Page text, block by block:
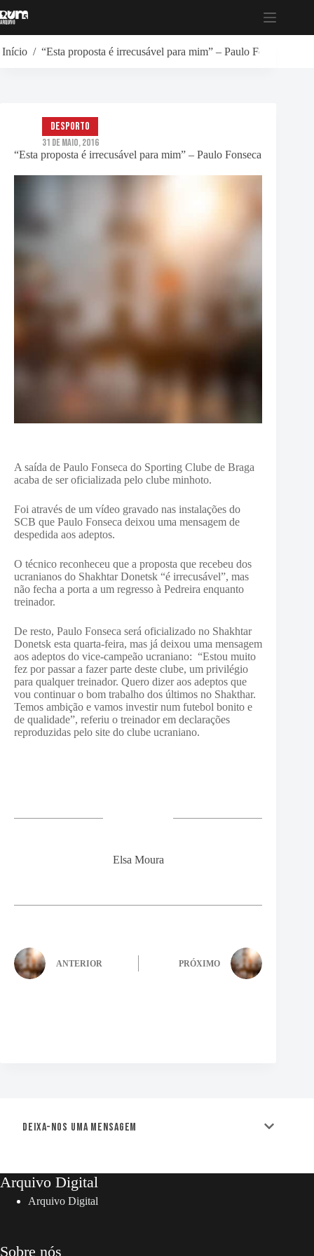
para
Início / “Esta proposta é irrecusável para mim” – Paulo Fonseca
“Esta proposta é irrecusável para mim” – Paulo Fonseca
Desporto
31 de Maio, 2016
A saída de Paulo Fonseca do Sporting Clube de Braga
acaba de ser oficializada pelo clube minhoto.
Foi através de um vídeo gravado nas instalações do
SCB que Paulo Fonseca deixou uma mensagem de
despedida aos adeptos.
O técnico reconheceu que a proposta que recebeu dos
ucranianos do Shakhtar Donetsk “é irrecusável”, mas
não fecha a porta a um regresso à Pedreira enquanto
treinador.
De resto, Paulo Fonseca será oficializado no Shakhtar
Donetsk esta quarta-feira, mas já deixou uma mensagem
aos adeptos do vice-campeão ucraniano: “Estou muito
fez por passar a fazer parte deste clube, um privilégio
para qualquer treinador. Quero dizer aos adeptos que
vou continuar o bom trabalho dos últimos no Shakthar.
Temos ambição e vamos investir num futebol bonito e
de qualidade”, referiu o treinador em declarações
reproduzidas pelo site do clube ucraniano.
Elsa Moura
ANTERIOR PRÓXIMO
Deixa-nos uma mensagem
Arquivo Digital
Arquivo Digital
Sobre nós